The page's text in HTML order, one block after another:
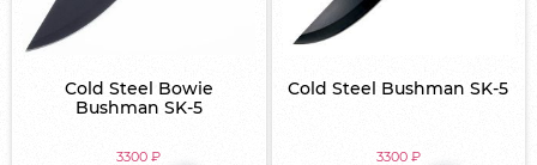
Cold Steel Bowie
Bushman SK-5
3300₽
Cold Steel Bushman SK-5
3300 ₽